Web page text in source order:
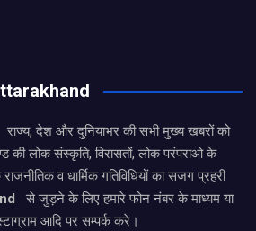
राज्य, देश और दुनियाभर की सभी मुख्य खबरों को
की लोक संस्कृति, विरासतों, लोक परंपराओ के
व धार्मिक गतिविधियों का सजग प्रहरी
से जुड़ने के लिए हमारे फोन नंबर के माध्यम या
आदि पर सम्पर्क करे।